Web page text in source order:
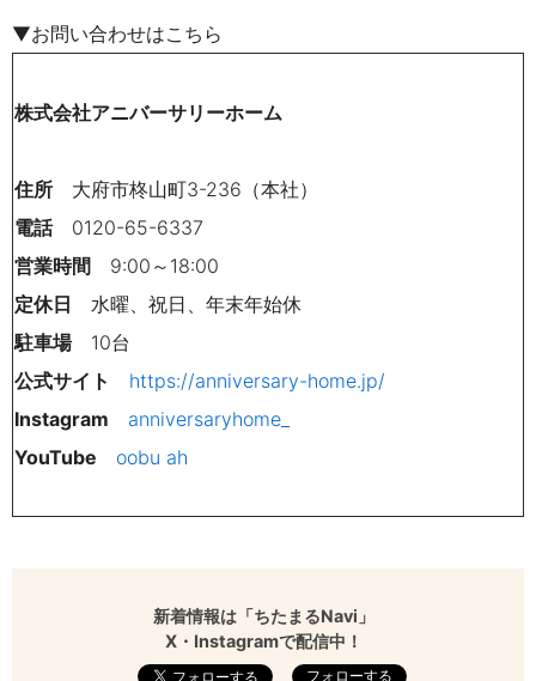
▼お問い合わせはこちら
株式会社アニバーサリーホーム
住所 大府市柊山町3-236（本社）
電話0120-65-6337
営業時間 9:00～18:00
定休日 水曜、祝日、年末年始休
駐車場10台
公式サイト
https://anniversary-home.jp/
Instagram
anniversaryhome_
YouTube
oobu ah
新着情報は「ちたまるNavi」
X・Instagramで配信中！
フォローする